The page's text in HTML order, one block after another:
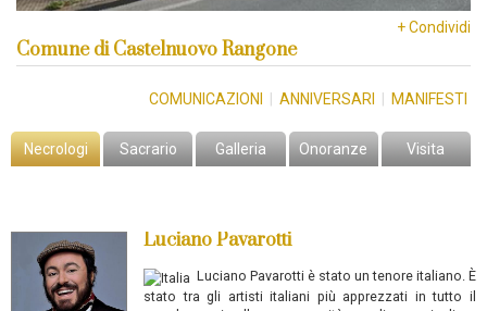
+ Condividi
Comune di Castelnuovo Rangone
COMUNICAZIONI ANNIVERSARI MANIFESTI
Necrologi Sacrario Galleria Onoranze Visita
Luciano Pavarotti
Luciano Pavarotti è stato un tenore italiano. È
stato tra gli artisti italiani più apprezzati in tutto il